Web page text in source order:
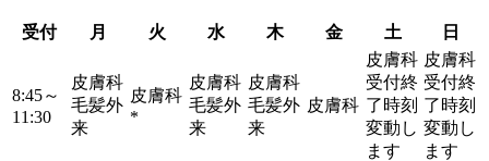
受付 月 火 水 木 金 土 日
8:45～
11:30
皮膚科
毛髪外
来
皮膚科
*
皮膚科
毛髪外
来
皮膚科
毛髪外
来
皮膚科
皮膚科
受付終
了時刻
変動し
ます
皮膚科
受付終
了時刻
変動し
ます